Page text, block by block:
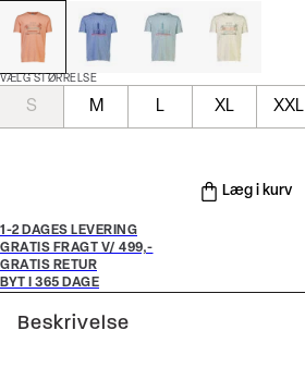
VÆLG STØRRELSE
S M L XL XXL
Læg i kurv
1-2 DAGES LEVERING
GRATIS FRAGT V/ 499,-
GRATIS RETUR
BYT I 365 DAGE
Beskrivelse